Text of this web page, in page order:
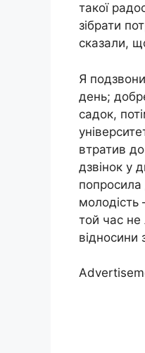
такої
зібрати
сказали,
Я
день;
садок,
втратив
дзвінок у
попросила
молодість
той час не
відносини